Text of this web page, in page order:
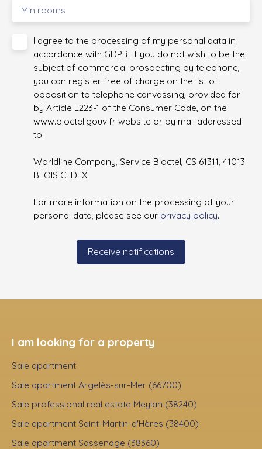
Min rooms
I agree to the processing of my personal data in
accordance with GDPR. If you do not wish to be the
subject of commercial prospecting by telephone,
you can register free of charge on the list of
opposition to telephone canvassing, provided for
by Article L223-1 of the Consumer Code, on the
www.bloctel.gouv.fr website or by mail addressed
to:
Worldline Company, Service Bloctel, CS 61311, 41013
BLOIS CEDEX.
For more information on the processing of your
personal data, please see our privacy policy.
Receive notifications
I am looking for a property
Sale apartment
Sale apartment Argelès-sur-Mer (66700)
Sale professional real estate Meylan (38240)
Sale apartment Saint-Martin-d'Hères (38400)
Sale apartment Sassenage (38360)